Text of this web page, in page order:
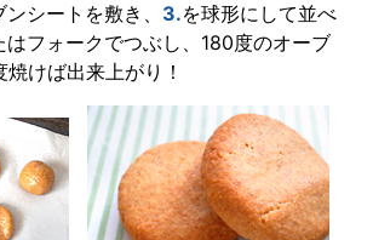
シートを敷き、 3.を球形にして並べ
はフォークでつぶし、180度のオーブ
焼けば出来上がり！